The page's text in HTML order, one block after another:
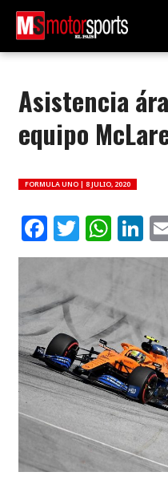
Asistencia
equipo
FORMULA UNO | 8 JULIO, 2020
Facebook
Twitter